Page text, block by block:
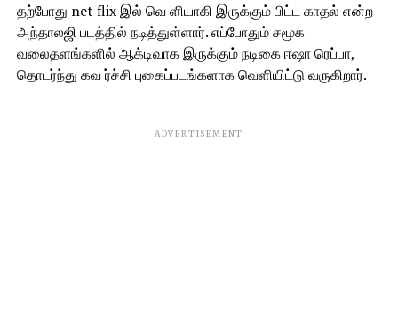
தற்போது net flix இல் வெ ளியாகி இருக்கும் பிட்ட காதல் என்ற
அந்தாலஜி படத்தில் நடித்துள்ளார். எப்போதும் சமூக
வலைதளங்களில் ஆக்டிவாக இருக்கும் நடிகை ஈஷா ரெப்பா,
தொடர்ந்து கவ ர்ச்சி புகைப்படங்களாக வெளியிட்டு வருகிறார்.
ADVERTISEMENT